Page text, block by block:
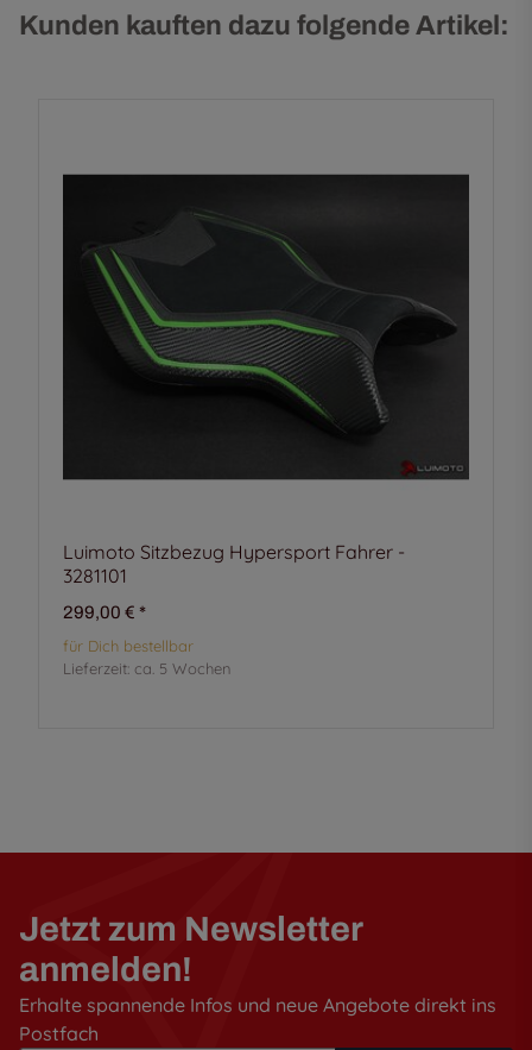
Kunden kauften dazu folgende Artikel:
Luimoto Sitzbezug Hypersport Fahrer -
3281101
299,00 € *
für Dich bestellbar
Lieferzeit: ca. 5 Wochen
Jetzt zum Newsletter
anmelden!
Erhalte spannende Infos und neue Angebote direkt ins
Postfach